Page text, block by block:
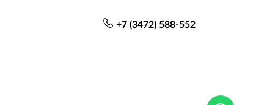
+7 (3472) 588-552